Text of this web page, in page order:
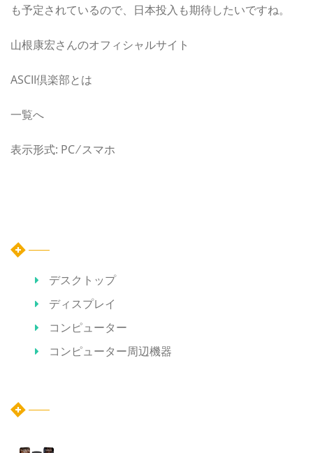
も予定されているので、日本投入も期待したいですね。
山根康宏さんのオフィシャルサイト
ASCII倶楽部とは
一覧へ
表示形式: PC ⁄ スマホ
デスクトップ
ディスプレイ
コンピューター
コンピューター周辺機器